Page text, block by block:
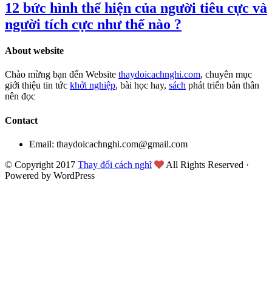
12 bức hình thể hiện của người tiêu cực và
người tích cực như thế nào ?
About website
Chào mừng bạn đến Website thaydoicachnghi.com, chuyên mục
giới thiệu tin tức khởi nghiệp, bài học hay, sách phát triển bản thân
nên đọc
Contact
Email: thaydoicachnghi.com@gmail.com
© Copyright 2017 Thay đổi cách nghĩ
All Rights Reserved ·
Powered by WordPress